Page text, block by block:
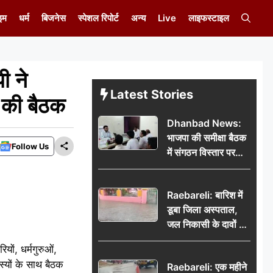
धर्म बिजनेस स्पेशल रिपोर्ट अन्य Live लाइफस्टाइल
ने
की बैठक
Follow Us
धर्मगुरुओं,
के साथ बैठक
Latest Stories
Dhanbad News:
भाजपा की समीक्षा बैठक
में संगठन विस्तार पर
मंथन, बीडीओ से
जनसमस्याओं का विवरण
Raebareli: बारिश में
डूबा जिला अस्पताल,
जल निकासी के दावों की
खुली पोल
Raebareli: एक महीने